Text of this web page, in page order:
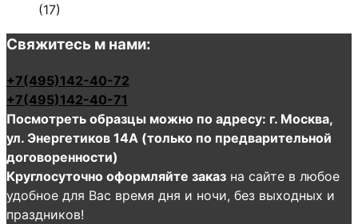
(17)
Свяжитесь м нами:
+7(495)142-40-72
+7(495)142-40-71
Посмотреть образцы можно по адресу: г. Москва,
ул. Энергетиков 14А (только по предварительной
договоренности)
Круглосуточно оформляйте заказ на сайте в любое
удобное для Вас время дня и ночи, без выходных и
праздников!